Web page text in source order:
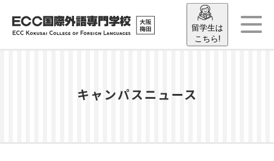
留学生は
こちら!
キャンパスニュース